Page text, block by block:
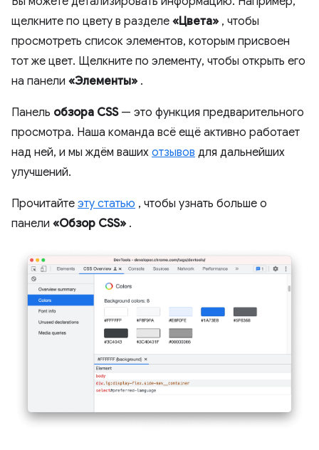
щелкните по цвету в разделе «Цвета» , чтобы
просмотреть список элементов, которым присвоен
тот же цвет. Щелкните по элементу, чтобы открыть его
на панели «Элементы» .
Панель обзора CSS— это функция предварительного
просмотра. Наша команда всё ещё активно работает
над ней, и мы ждём ваших отзывов для дальнейших
улучшений.
Прочитайте эту статью , чтобы узнать больше о
панели «Обзор CSS» .